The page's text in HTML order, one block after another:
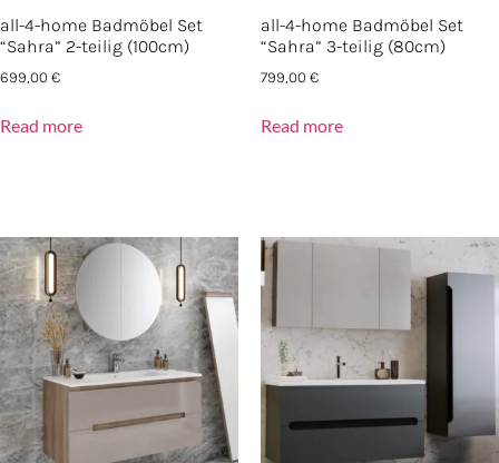
all-4-home Badmöbel Set
“Sahra” 2-teilig (100cm)
699,00€
Read more
all-4-home Badmöbel Set
“Sahra” 3-teilig (80cm)
799,00€
Read more